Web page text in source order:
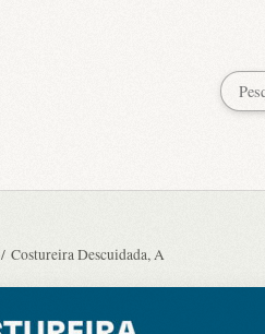
/ Costureira Descuidada, A